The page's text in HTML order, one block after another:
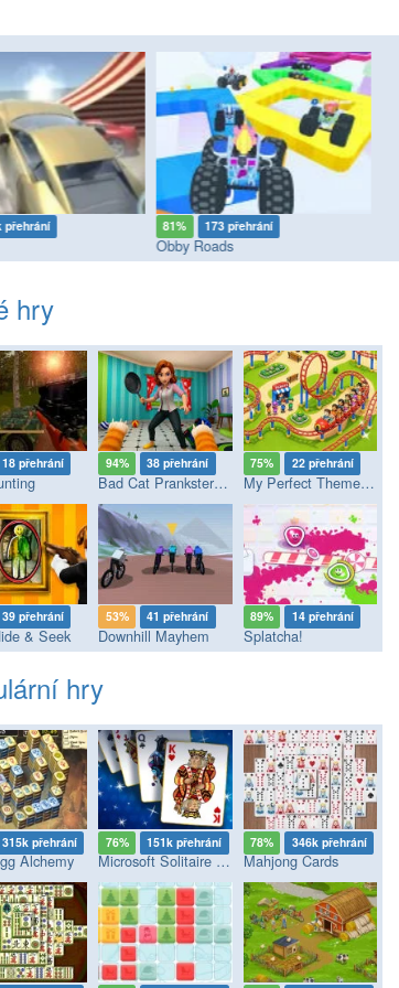
přehrání 81% 173 přehrání
Obby Roads
hry
18 přehrání 94% 38 přehrání
Bad Cat Prankster - Mom’s Return
75% 22 přehrání
My Perfect Theme Park
39 přehrání
& Seek
53% 41 přehrání
Downhill Mayhem
89% 14 přehrání
Splatcha!
hry
315k přehrání
Alchemy
76% 151k přehrání
Microsoft Solitaire Collection
78% 346k přehrání
Mahjong Cards